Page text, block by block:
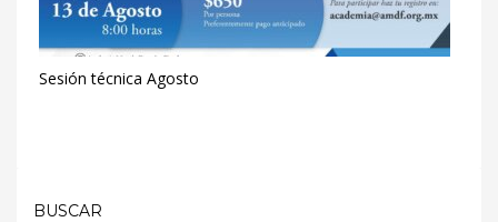
Sesión técnica Agosto
BUSCAR